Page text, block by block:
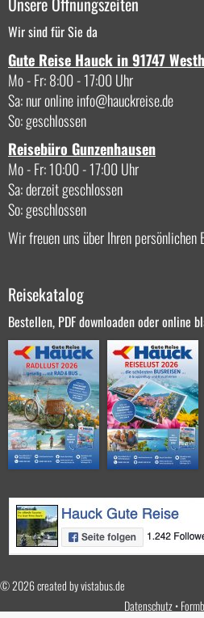
Wir sind für Sie da
Gute Reise Hauck in 91747
Mo - Fr: 8:00 - 17:00 Uhr
Sa: nur onlineinfo
hauckreise.de
So: geschlossen
Reisebüro Gunzenhausen
Mo - Fr: 10:00 - 17:00 Uhr
Sa: derzeit geschlossen
So: geschlossen
Wir freuen uns über Ihren persönlichen
Reisekatalog
Bestellen, PDF downloaden oder online
© 2026 created byvistabus.de
Datenschutz